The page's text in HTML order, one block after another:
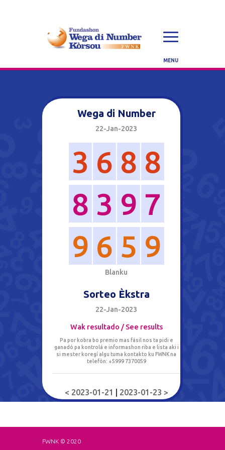
Wega di Number
22-Jan-2023
3 6 8 8
8 3 9 7
9 6 5 9
Blanku
Sorteo Èkstra
22-Jan-2023
Wak resultado / See results
Pa por kobra bo premio mas fásil nos ta pidi e
ganadó pa kontrolá e informashon riba e lista aki i
si mester koregí algu tuma kontakto ku FWNK na
telefòn: +5999 7370059
< 2023-01-21 2023-01-23 >
FWNK © 2020